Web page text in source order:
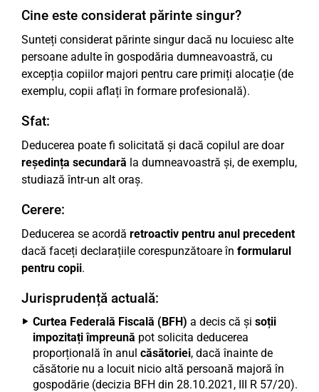
Cine este considerat părinte singur?
Sunteți considerat părinte singur dacă nu locuiesc alte
persoane adulte în gospodăria dumneavoastră, cu
excepția copiilor majori pentru care primiți alocație (de
exemplu, copii aflați în formare profesională).
Sfat:
Deducerea poate fi solicitată și dacă copilul are doar
reședința secundară la dumneavoastră și, de exemplu,
studiază într-un alt oraș.
Cerere:
Deducerea se acordă retroactiv pentru anul precedent
dacă faceți declarațiile corespunzătoare în formularul
pentru copii.
Jurisprudență actuală:
Curtea Federală Fiscală (BFH) a decis că și soții
impozitați împreună pot solicita deducerea
proporțională în anul căsătoriei, dacă înainte de
căsătorie nu a locuit nicio altă persoană majoră în
gospodărie (decizia BFH din 28.10.2021, III R 57/20).